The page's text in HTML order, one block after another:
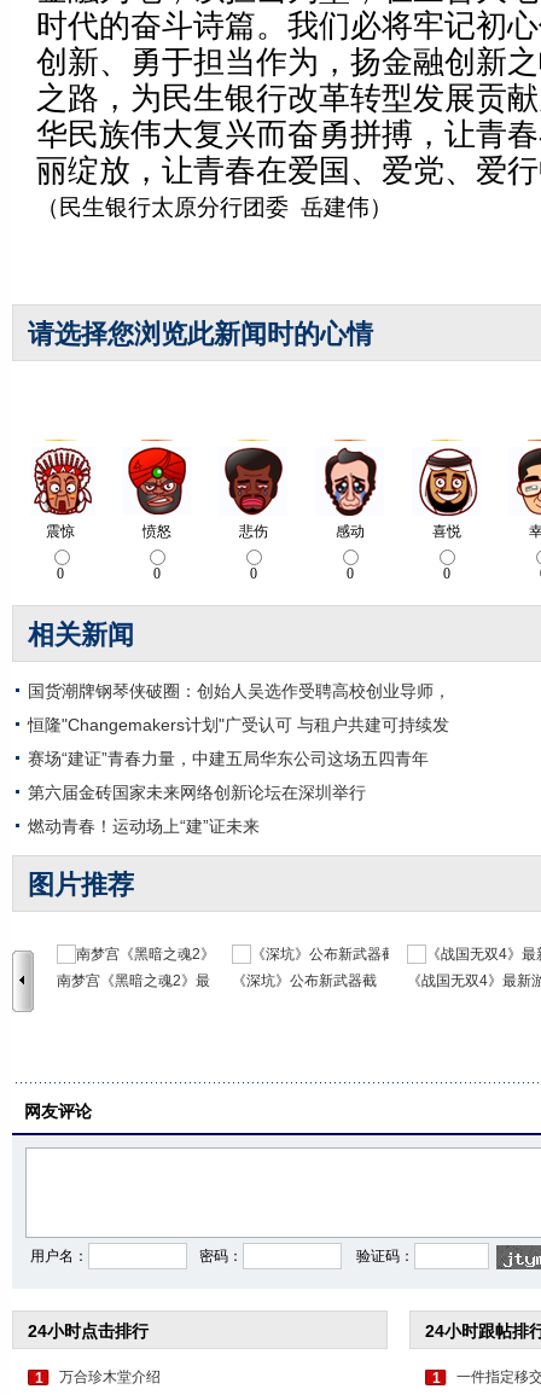
时代的奋斗诗篇。我们必将牢记初
创新、勇于担当作为，扬金融创新
之路，为民生银行改革转型发展贡
华民族伟大复兴而奋勇拼搏，让青
丽绽放，让青春在爱国、爱党、爱
（民生银行太原分行团委 岳建伟）
请选择您浏览此新闻时的心情
相关新闻
国货潮牌钢琴侠破圈：创始人吴选作受聘高校创业导师，
恒隆"Changemakers计划"广受认可 与租户共建可持续发
赛场“建证”青春力量，中建五局华东公司这场五四青年
第六届金砖国家未来网络创新论坛在深圳举行
燃动青春！运动场上“建”证未来
图片推荐
南梦宫《黑暗之魂2》最 《深坑》公布新武器截 《战国无双4》最新
网友评论
用户名： 密码： 验证码：
24小时点击排行
1
万合珍木堂介绍
24小时跟帖排
1
一件指定移